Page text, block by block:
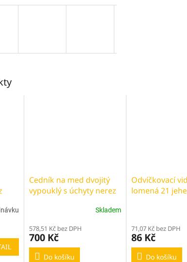
Cedník na med dvojitý
vypouklý s úchyty nerez
Skladem
578,51 Kč bez DPH
700 Kč
Do košíku
Odvíčkovací
lomená 21
71,07 Kč bez DPH
86 Kč
Do košíku